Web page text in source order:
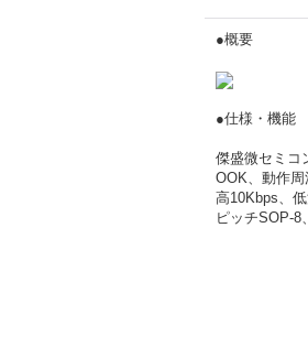
●概要
●仕様・機能
傑盛微セミコ
OOK、動作
高10Kbps、
ピッチSOP-8